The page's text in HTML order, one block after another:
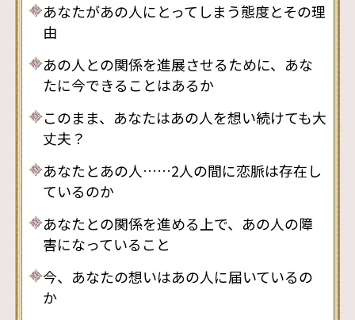
あなたがあの人にとってしまう態度とその理
由
あの人との関係を進展させるために、あな
たに今できることはあるか
このまま、あなたはあの人を想い続けても大
丈夫？
あなたとあの人……2人の間に恋脈は存在し
ているのか
あなたとの関係を進める上で、あの人の障
害になっていること
今、あなたの想いはあの人に届いているの
か